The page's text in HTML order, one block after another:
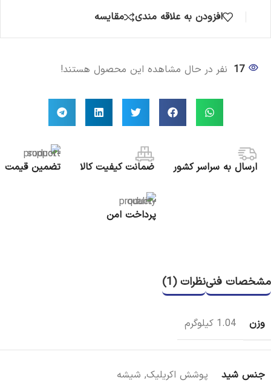
افزودن به علاقه مندی مقایسه
17 نفر در حال مشاهده این محصول هستند!
ارسال به سراسر کشور ضمانت کیفیت کالا تضمین قیمت
پرداخت امن
مشخصات فنینظرات (1)
وزن 1.04 کیلوگرم
جنس شید پوشش اکریلیک, شیشه